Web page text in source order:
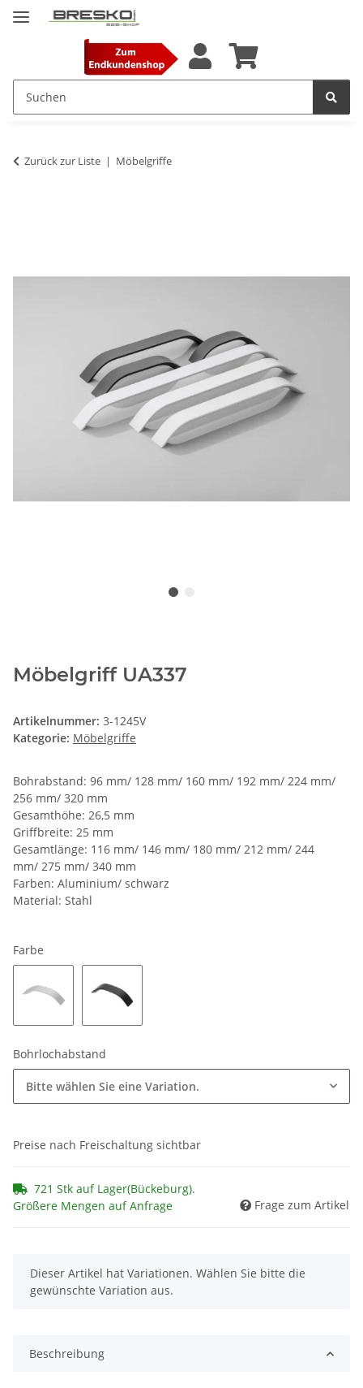
Zurück zur Liste Möbelgriffe
Möbelgriff UA337
Artikelnummer: 3-1245V
Kategorie: Möbelgriffe
Bohrabstand: 96 mm/ 128 mm/ 160 mm/ 192 mm/ 224 mm/
256 mm/ 320 mm
Gesamthöhe: 26,5 mm
Griffbreite: 25 mm
Gesamtlänge: 116 mm/ 146 mm/ 180 mm/ 212 mm/ 244
mm/ 275 mm/ 340 mm
Farben: Aluminium/ schwarz
Material: Stahl
Farbe
Bohrlochabstand
Bitte wählen Sie eine Variation.
Preise nach Freischaltung sichtbar
721 Stk auf Lager(Bückeburg).
Größere Mengen auf Anfrage
Frage zum Artikel
x
Dieser Artikel hat Variationen. Wählen Sie bitte die
gewünschte Variation aus.
Beschreibung